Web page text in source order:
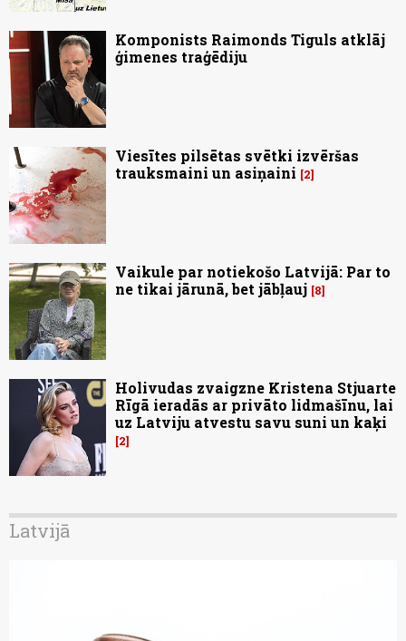
Komponists Raimonds Tiguls atklāj
ģimenes traģēdiju
Viesītes pilsētas svētki izvēršas
trauksmaini un asiņaini
2
Vaikule par notiekošo Latvijā: Par to
ne tikai jārunā, bet jābļauj 8
Holivudas zvaigzne Kristena Stjuarte
Rīgā ieradās ar privāto lidmašīnu, lai
uz Latviju atvestu savu suni un kaķi
2
Latvijā